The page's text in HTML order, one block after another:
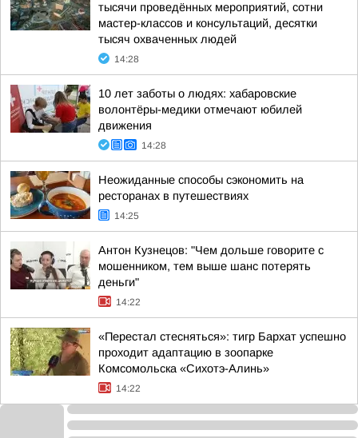
тысячи проведённых мероприятий, сотни
мастер-классов и консультаций, десятки
тысяч охваченных людей
14:28
10 лет заботы о людях: хабаровские
волонтёры-медики отмечают юбилей
движения
14:28
Неожиданные способы сэкономить на
ресторанах в путешествиях
14:25
Антон Кузнецов: "Чем дольше говорите с
мошенником, тем выше шанс потерять
деньги"
14:22
«Перестал стесняться»: тигр Бархат успешно
проходит адаптацию в зоопарке
Комсомольска «Сихотэ-Алинь»
14:22